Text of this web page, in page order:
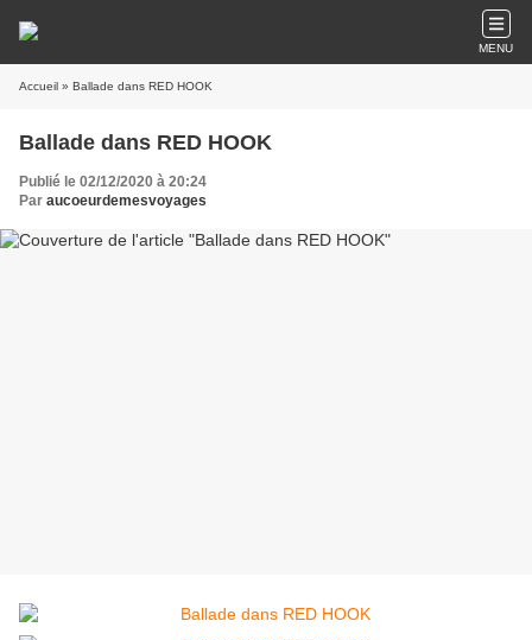
MENU
Accueil » Ballade dans RED HOOK
Ballade dans RED HOOK
Publié le 02/12/2020 à 20:24
Par aucoeurdemesvoyages